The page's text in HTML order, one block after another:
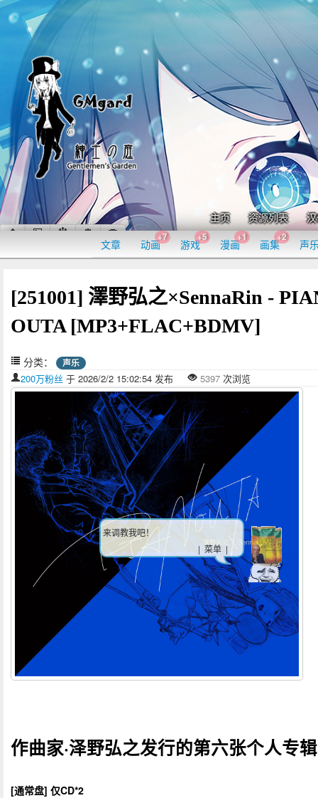
主页 资源列表
文章 动画
+7
游戏
+5
漫画
+1
画集
+2
声
[251001] 澤野弘之×SennaRin -
OUTA [MP3+FLAC+BDMV]
分类： 声乐
200万粉丝 于 2026/2/2 15:02:54 发布 5397 次浏览
作曲家·泽野弘之发行的第六张个人专辑
[通常盘] 仅CD*2
来调教我吧！
| 菜单 |